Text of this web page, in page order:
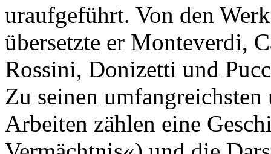
urauf­geführt. Von den
über­setzte er Monteverdi,
Rossini, Donizetti und
Zu seinen
Arbeiten zählen eine